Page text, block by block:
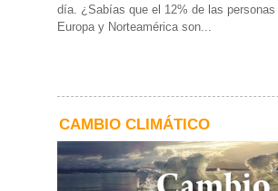
día. ¿Sabías que el 12% de las
Europa y Norteamérica son...
CAMBIO CLIMÁTICO